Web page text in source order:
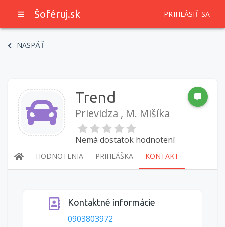
Šoféruj.sk PRIHLÁSIŤ SA
NASPÄŤ
Trend
Prievidza , M. Mišíka
Nemá dostatok hodnotení
HODNOTENIA PRIHLÁŠKA KONTAKT
Kontaktné informácie
0903803972